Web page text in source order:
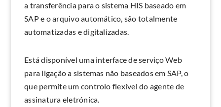
a transferência para o sistema HIS baseado em
SAP e o arquivo automático, são totalmente
automatizadas e digitalizadas.
Está disponível uma interface de serviço Web
para ligação a sistemas não baseados em SAP, o
que permite um controlo flexível do agente de
assinatura eletrónica.